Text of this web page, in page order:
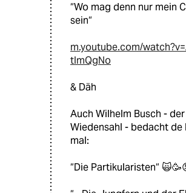
“Wo mag denn nur mein
sein“
m.youtube.com/
tImQgNo
& Däh
Auch Wilhelm Busch -
Wiedensahl - bedacht de
mal:
“Die Partikularisten“